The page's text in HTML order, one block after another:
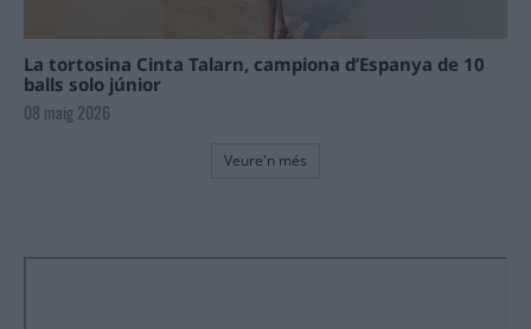
La tortosina Cinta Talarn, campiona d’Espanya de 10
balls solo júnior
08 maig 2026
Veure'n més